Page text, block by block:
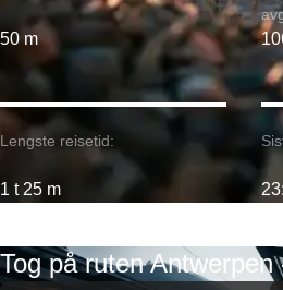
50 m
Lengste reisetid:
1 t 25 m
Tog på ruten Antwerpen